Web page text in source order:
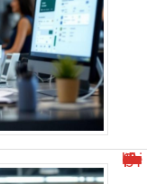
Combien de temps pour encaisser un chèque en grande surface ?